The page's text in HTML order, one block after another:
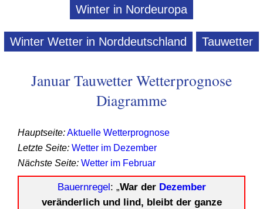
Winter in Nordeuropa
Winter Wetter in Norddeutschland Tauwetter
Januar Tauwetter Wetterprognose
Diagramme
Hauptseite: Aktuelle Wetterprognose
Letzte Seite: Wetter im Dezember
Nächste Seite: Wetter im Februar
Bauernregel : „War der Dezember
veränderlich und lind, bleibt der ganze